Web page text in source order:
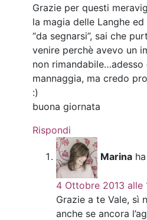
Grazie per questi
la magia delle Langhe
“da segnarsi”, sai che
venire perchè avevo un
non
mannaggia, ma credo
:)
buona giornata
Rispondi
Marina
4 Ottobre 2013 alle
Grazie a te Vale, sì
anche se ancora